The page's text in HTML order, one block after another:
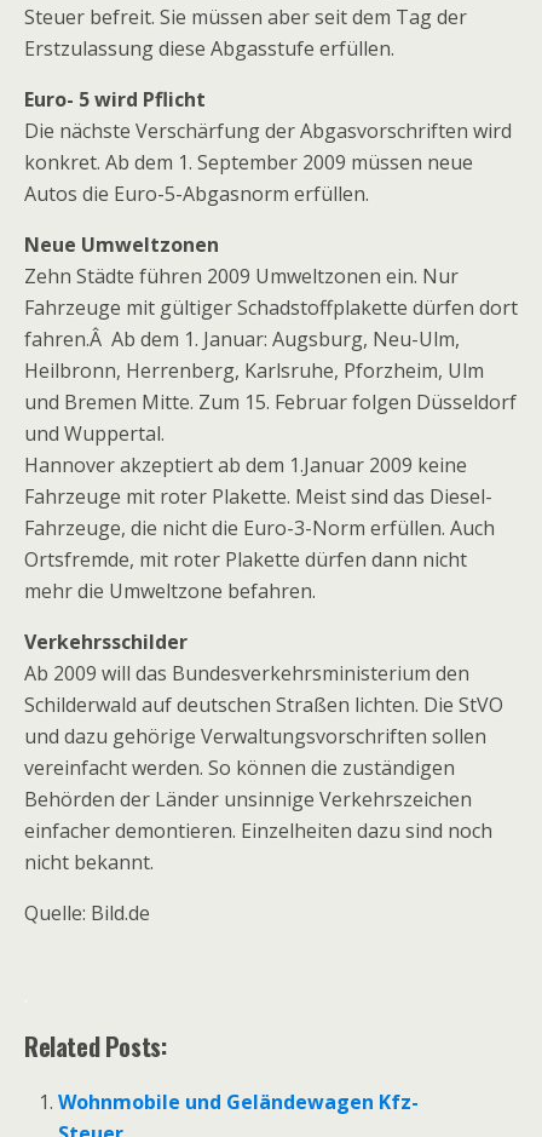
Steuer befreit. Sie müssen aber seit dem Tag der
Erstzulassung diese Abgasstufe erfüllen.
Euro- 5 wird Pflicht
Die nächste Verschärfung der Abgasvorschriften wird
konkret. Ab dem 1. September 2009 müssen neue
Autos die Euro-5-Abgasnorm erfüllen.
Neue Umweltzonen
Zehn Städte führen 2009 Umweltzonen ein. Nur
Fahrzeuge mit gültiger Schadstoffplakette dürfen dort
fahren.Â Ab dem 1. Januar: Augsburg, Neu-Ulm,
Heilbronn, Herrenberg, Karlsruhe, Pforzheim, Ulm
und Bremen Mitte. Zum 15. Februar folgen Düsseldorf
und Wuppertal.
Hannover akzeptiert ab dem 1.Januar 2009 keine
Fahrzeuge mit roter Plakette. Meist sind das Diesel-
Fahrzeuge, die nicht die Euro-3-Norm erfüllen. Auch
Ortsfremde, mit roter Plakette dürfen dann nicht
mehr die Umweltzone befahren.
Verkehrsschilder
Ab 2009 will das Bundesverkehrsministerium den
Schilderwald auf deutschen Straßen lichten. Die StVO
und dazu gehörige Verwaltungsvorschriften sollen
vereinfacht werden. So können die zuständigen
Behörden der Länder unsinnige Verkehrszeichen
einfacher demontieren. Einzelheiten dazu sind noch
nicht bekannt.
Quelle: Bild.de
Related Posts:
Wohnmobile und Geländewagen Kfz-